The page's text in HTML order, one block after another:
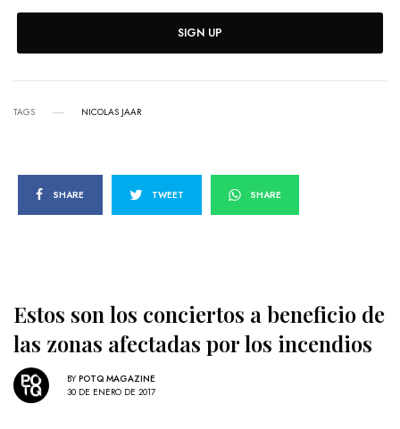
SIGN UP
TAGS NICOLAS JAAR
SHARE TWEET SHARE
Estos son los conciertos a beneficio de
las zonas afectadas por los incendios
BY POTQ MAGAZINE
30 DE ENERO DE 2017